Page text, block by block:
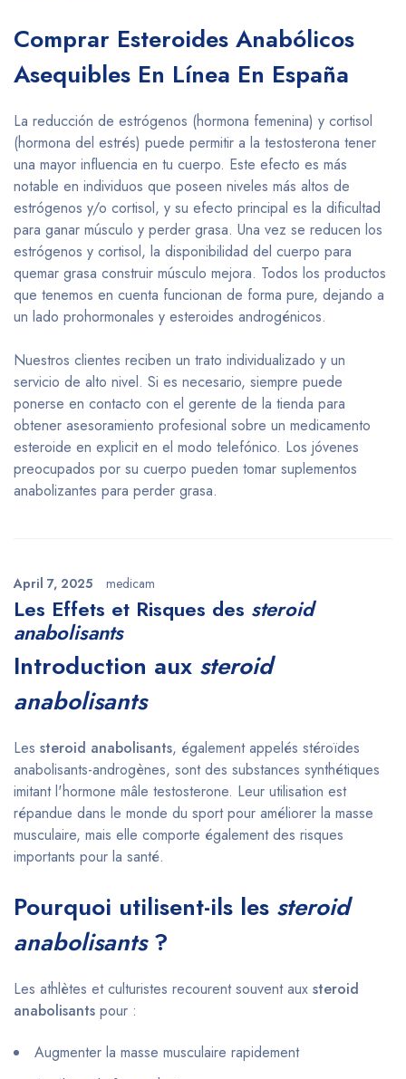
Comprar Esteroides Anabólicos
Asequibles En Línea En España
La reducción de estrógenos (hormona femenina) y cortisol
(hormona del estrés) puede permitir a la testosterona tener
una mayor influencia en tu cuerpo. Este efecto es más
notable en individuos que poseen niveles más altos de
estrógenos y/o cortisol, y su efecto principal es la dificultad
para ganar músculo y perder grasa. Una vez se reducen los
estrógenos y cortisol, la disponibilidad del cuerpo para
quemar grasa construir músculo mejora. Todos los productos
que tenemos en cuenta funcionan de forma pure, dejando a
un lado prohormonales y esteroides androgénicos.
Nuestros clientes reciben un trato individualizado y un
servicio de alto nivel. Si es necesario, siempre puede
ponerse en contacto con el gerente de la tienda para
obtener asesoramiento profesional sobre un medicamento
esteroide en explicit en el modo telefónico. Los jóvenes
preocupados por su cuerpo pueden tomar suplementos
anabolizantes para perder grasa.
April 7, 2025 medicam
Les Effets et Risques des steroid
anabolisants
Introduction aux steroid
anabolisants
Les steroid anabolisants, également appelés stéroïdes
anabolisants-androgènes, sont des substances synthétiques
imitant l'hormone mâle testosterone. Leur utilisation est
répandue dans le monde du sport pour améliorer la masse
musculaire, mais elle comporte également des risques
importants pour la santé.
Pourquoi utilisent-ils les steroid
anabolisants?
Les athlètes et culturistes recourent souvent aux steroid
anabolisants pour :
Augmenter la masse musculaire rapidement